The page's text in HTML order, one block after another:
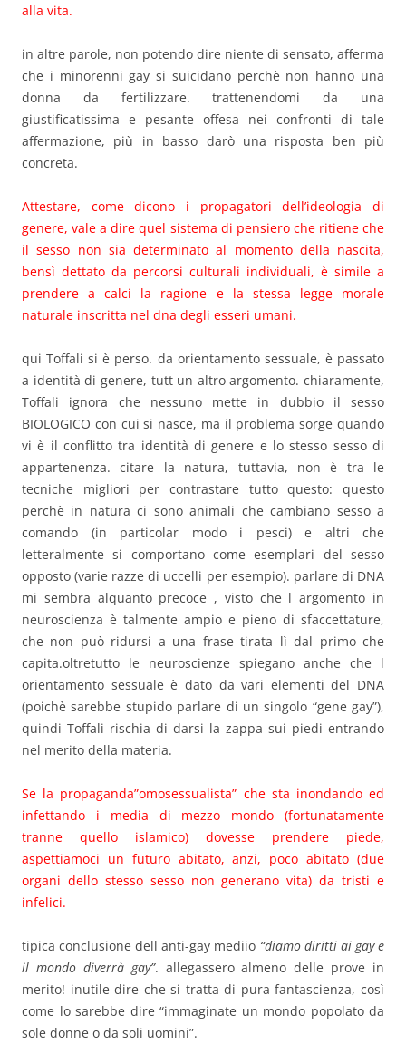
alla vita.
in altre parole, non potendo dire niente di sensato, afferma
che i minorenni gay si suicidano perchè non hanno una
donna da fertilizzare. trattenendomi da una
giustificatissima e pesante offesa nei confronti di tale
affermazione, più in basso darò una risposta ben più
concreta.
Attestare, come dicono i propagatori dell’ideologia di
genere, vale a dire quel sistema di pensiero che ritiene che
il sesso non sia determinato al momento della nascita,
bensì dettato da percorsi culturali individuali, è simile a
prendere a calci la ragione e la stessa legge morale
naturale inscritta nel dna degli esseri umani.
qui Toffali si è perso. da orientamento sessuale, è passato
a identità di genere, tutt un altro argomento. chiaramente,
Toffali ignora che nessuno mette in dubbio il sesso
BIOLOGICO con cui si nasce, ma il problema sorge quando
vi è il conflitto tra identità di genere e lo stesso sesso di
appartenenza. citare la natura, tuttavia, non è tra le
tecniche migliori per contrastare tutto questo: questo
perchè in natura ci sono animali che cambiano sesso a
comando (in particolar modo i pesci) e altri che
letteralmente si comportano come esemplari del sesso
opposto (varie razze di uccelli per esempio). parlare di DNA
mi sembra alquanto precoce , visto che l argomento in
neuroscienza è talmente ampio e pieno di sfaccettature,
che non può ridursi a una frase tirata lì dal primo che
capita.oltretutto le neuroscienze spiegano anche che l
orientamento sessuale è dato da vari elementi del DNA
(poichè sarebbe stupido parlare di un singolo “gene gay”),
quindi Toffali rischia di darsi la zappa sui piedi entrando
nel merito della materia.
Se la propaganda”omosessualista” che sta inondando ed
infettando i media di mezzo mondo (fortunatamente
tranne quello islamico) dovesse prendere piede,
aspettiamoci un futuro abitato, anzi, poco abitato (due
organi dello stesso sesso non generano vita) da tristi e
infelici.
tipica conclusione dell anti-gay mediio “diamo diritti ai gay e
il mondo diverrà gay”. allegassero almeno delle prove in
merito! inutile dire che si tratta di pura fantascienza, così
come lo sarebbe dire “immaginate un mondo popolato da
sole donne o da soli uomini”.